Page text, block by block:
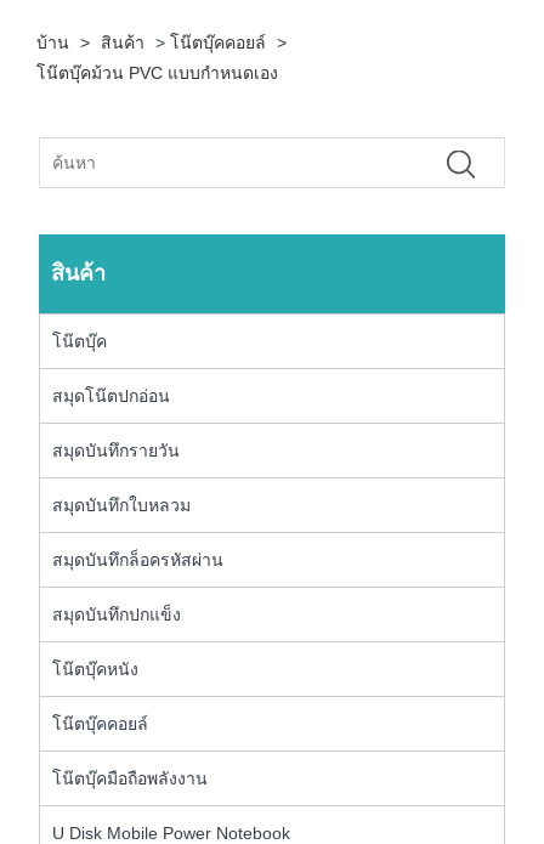
บ้าน > สินค้า >โน๊ตบุ๊คคอยล์
>
โน๊ตบุ๊คม้วน PVC แบบกำหนดเอง
สินค้า
โน๊ตบุ๊ค
สมุดโน๊ตปกอ่อน
สมุดบันทึกรายวัน
สมุดบันทึกใบหลวม
สมุดบันทึกล็อครหัสผ่าน
สมุดบันทึกปกแข็ง
โน๊ตบุ๊คหนัง
โน๊ตบุ๊คคอยล์
โน๊ตบุ๊คมือถือพลังงาน
U Disk Mobile Power Notebook